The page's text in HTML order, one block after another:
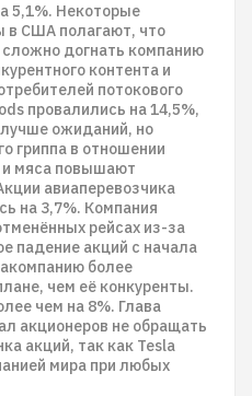
5,1%. Некоторые
в США полагают, что
догнать компанию
контента и
потокового
провалились на 14,5%,
ожиданий, но
гриппа в отношении
и мяса повышают
авиаперевозчика
на 3,7%. Компания
рейсах из-за
падение акций с начала
более
чем её конкуренты.
чем на 8%. Глава
акционеров не обращать
акций, так как Tesla
мира при любых